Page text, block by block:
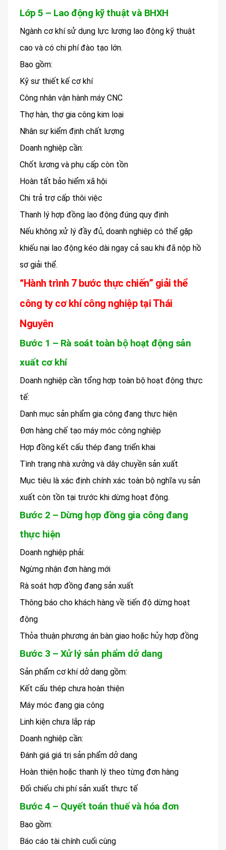
Lớp 5 – Lao động kỹ thuật và BHXH
Ngành cơ khí sử dụng lực lượng lao động kỹ thuật
cao và có chi phí đào tạo lớn.
Bao gồm:
Kỹ sư thiết kế cơ khí
Công nhân vận hành máy CNC
Thợ hàn, thợ gia công kim loại
Nhân sự kiểm định chất lượng
Doanh nghiệp cần:
Chốt lương và phụ cấp còn tồn
Hoàn tất bảo hiểm xã hội
Chi trả trợ cấp thôi việc
Thanh lý hợp đồng lao động đúng quy định
Nếu không xử lý đầy đủ, doanh nghiệp có thể gặp
khiếu nại lao động kéo dài ngay cả sau khi đã nộp hồ
sơ giải thể.
“Hành trình 7 bước thực chiến” giải thể
công ty cơ khí công nghiệp tại Thái
Nguyên
Bước 1 – Rà soát toàn bộ hoạt động sản
xuất cơ khí
Doanh nghiệp cần tổng hợp toàn bộ hoạt động thực
tế:
Danh mục sản phẩm gia công đang thực hiện
Đơn hàng chế tạo máy móc công nghiệp
Hợp đồng kết cấu thép đang triển khai
Tình trạng nhà xưởng và dây chuyền sản xuất
Mục tiêu là xác định chính xác toàn bộ nghĩa vụ sản
xuất còn tồn tại trước khi dừng hoạt động.
Bước 2 – Dừng hợp đồng gia công đang
thực hiện
Doanh nghiệp phải:
Ngừng nhận đơn hàng mới
Rà soát hợp đồng đang sản xuất
Thông báo cho khách hàng về tiến độ dừng hoạt
động
Thỏa thuận phương án bàn giao hoặc hủy hợp đồng
Bước 3 – Xử lý sản phẩm dở dang
Sản phẩm cơ khí dở dang gồm:
Kết cấu thép chưa hoàn thiện
Máy móc đang gia công
Linh kiện chưa lắp ráp
Doanh nghiệp cần:
Đánh giá giá trị sản phẩm dở dang
Hoàn thiện hoặc thanh lý theo từng đơn hàng
Đối chiếu chi phí sản xuất thực tế
Bước 4 – Quyết toán thuế và hóa đơn
Bao gồm:
Báo cáo tài chính cuối cùng